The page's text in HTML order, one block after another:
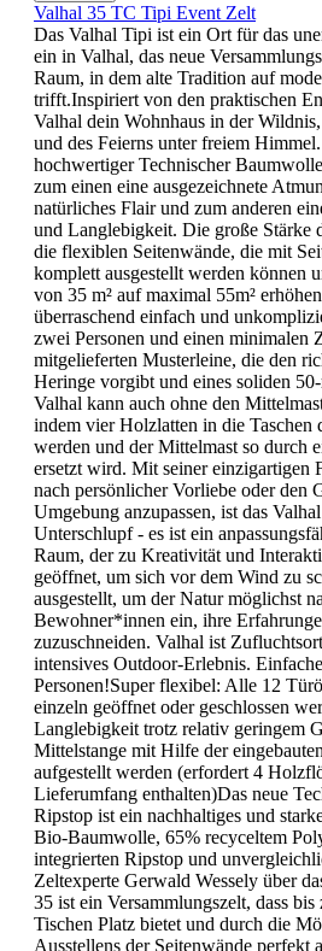
Valhal 35 TC Tipi Event Zelt
Das Valhal Tipi ist ein Ort für das
ein in Valhal, das neue
Raum, in dem alte Tradition auf
trifft.Inspiriert von den praktischen
Valhal dein Wohnhaus in der
und des Feierns unter freiem
hochwertiger Technischer
zum einen eine ausgezeichnete
natürliches Flair und zum anderen
und Langlebigkeit. Die große Stärke
die flexiblen Seitenwände, die mit
komplett ausgestellt werden können
von 35 m² auf maximal 55m²
überraschend einfach und
zwei Personen und einen minimalen
mitgelieferten Musterleine, die den
Heringe vorgibt und eines soliden
Valhal kann auch ohne den
indem vier Holzlatten in die Taschen
werden und der Mittelmast so durch
ersetzt wird. Mit seiner einzigartigen
nach persönlicher Vorliebe oder den
Umgebung anzupassen, ist das
Unterschlupf - es ist ein
Raum, der zu Kreativität und
geöffnet, um sich vor dem Wind zu
ausgestellt, um der Natur möglichst
Bewohner*innen ein, ihre
zuzuschneiden. Valhal ist
intensives Outdoor-Erlebnis.
Personen!Super flexibel: Alle 12
einzeln geöffnet oder geschlossen
Langlebigkeit trotz relativ geringem
Mittelstange mit Hilfe der
aufgestellt werden (erfordert 4
Lieferumfang enthalten)Das neue
Ripstop ist ein nachhaltiges und
Bio-Baumwolle, 65% recyceltem
integrierten Ripstop und
Zeltexperte Gerwald Wessely über
35 ist ein Versammlungszelt, dass bis
Tischen Platz bietet und durch die
Ausstellens der Seitenwände perfekt